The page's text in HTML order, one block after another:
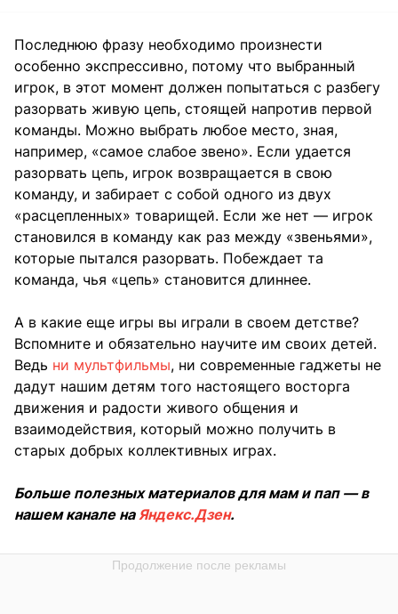
Последнюю фразу необходимо произнести
особенно экспрессивно, потому что выбранный
игрок, в этот момент должен попытаться с разбегу
разорвать живую цепь, стоящей напротив первой
команды. Можно выбрать любое место, зная,
например, «самое слабое звено». Если удается
разорвать цепь, игрок возвращается в свою
команду, и забирает с собой одного из двух
«расцепленных» товарищей. Если же нет — игрок
становился в команду как раз между «звеньями»,
которые пытался разорвать. Побеждает та
команда, чья «цепь» становится длиннее.
А в какие еще игры вы играли в своем детстве?
Вспомните и обязательно научите им своих детей.
Ведь ни мультфильмы, ни современные гаджеты не
дадут нашим детям того настоящего восторга
движения и радости живого общения и
взаимодействия, который можно получить в
старых добрых коллективных играх.
Больше полезных материалов для мам и пап — в
нашем канале на Яндекс.Дзен.